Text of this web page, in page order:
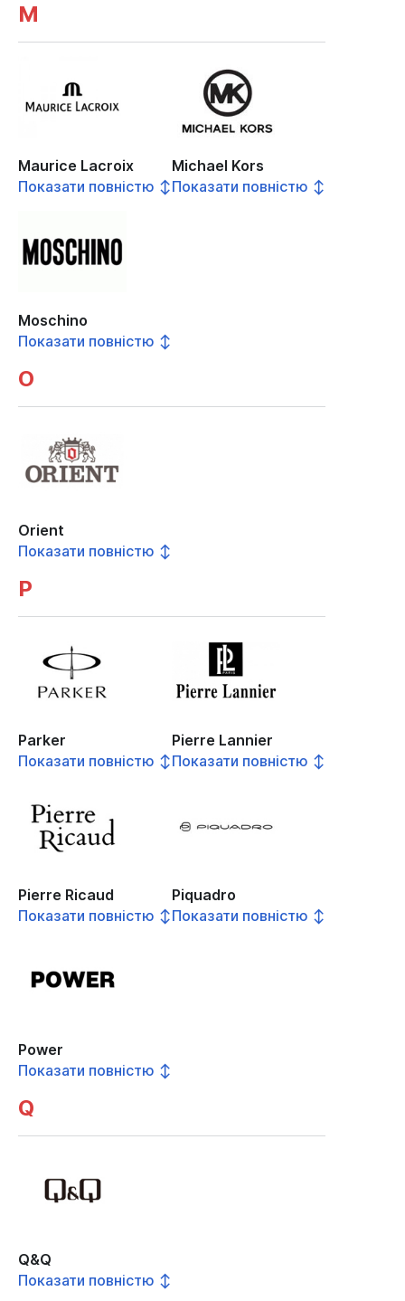
M
Maurice Lacroix
Показати повністю ↕
Michael Kors
Показати повністю ↕
Moschino
Показати повністю ↕
O
Orient
Показати повністю ↕
P
Parker
Показати повністю ↕
Pierre Lannier
Показати повністю ↕
Pierre Ricaud
Показати повністю ↕
Piquadro
Показати повністю ↕
Power
Показати повністю ↕
Q
Q&Q
Показати повністю ↕